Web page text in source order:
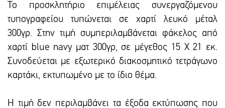
Το προσκλητήριο επιμέλειας συνεργαζόμενου
τυπογραφείου τυπώνεται σε χαρτί λευκό μέταλ
300γρ. Στην τιμή συμπεριλαμβάνεται φάκελος από
χαρτί blue navy ματ 300γρ, σε μέγεθος 15 Χ 21 εκ.
Συνοδεύεται με εξωτερικό διακοσμητικό τετράγωνο
καρτάκι, εκτυπωμένο με το ίδιο θέμα.
Η τιμή δεν περιλαμβάνει τα έξοδα εκτύπωσης που